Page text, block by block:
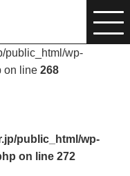
public_html/wp-
on line 268
public_html/wp-
on line 272